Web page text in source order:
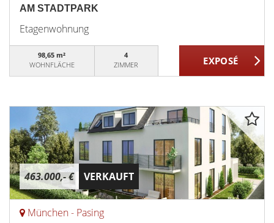
AM STADTPARK
Etagenwohnung
98,65 m²
WOHNFLÄCHE
4
ZIMMER
463.000,- € VERKAUFT
München - Pasing